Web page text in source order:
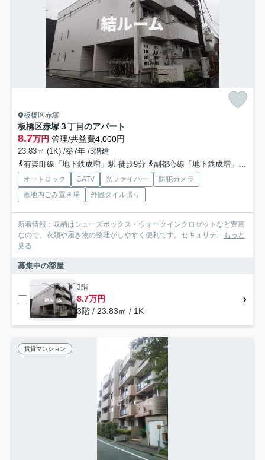
板橋区赤塚
板橋区赤塚３丁目のアパート
8.7万円 管理/共益費4,000円
23.83㎡ (1K) /築7年 /3階建
有楽町線「地下鉄成増」駅 徒歩9分
副都心線「地下鉄成増」駅 徒歩9分
オートロック CATV 光ファイバー
防犯カメラ
敷地内ごみ置き場
外観タイル張り
新着情報：収納はシューズボックス・ウォークインクロゼットなど豊富
なので、衣類や履き物の整理がしやすく便利です。セキュリテ... もっと
見る
募集中の部屋
3階
8.7万円
3階 / 23.83㎡ / 1K
賃貸マンション